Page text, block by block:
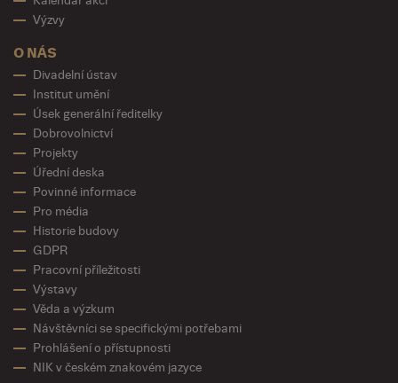
Výzvy
O NÁS
Divadelní ústav
Institut umění
Úsek generální ředitelky
Dobrovolnictví
Projekty
Úřední deska
Povinné informace
Pro média
Historie budovy
GDPR
Pracovní příležitosti
Výstavy
Věda a výzkum
Návštěvníci se specifickými potřebami
Prohlášení o přístupnosti
NIK v českém znakovém jazyce